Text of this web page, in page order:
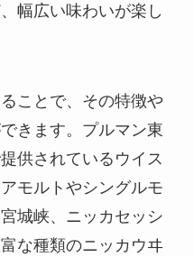
幅広い味わいが楽し
ことで、その特徴や
きます。プルマン東
供されているウイス
モルトやシングルモ
城峡、ニッカセッシ
な種類のニッカウヰ